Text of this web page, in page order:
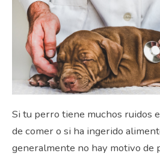
Si tu perro tiene muchos ruidos
de comer o si ha ingerido
generalmente no hay motivo de